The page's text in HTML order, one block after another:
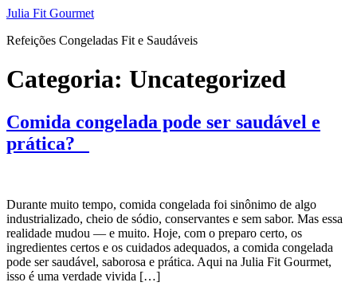
Pular
o
Julia Fit Gourmet
Refeições Congeladas Fit e Saudáveis
Categoria: Uncategorized
Comida congelada pode ser saudável e
prática?
Durante muito tempo, comida congelada foi sinônimo de algo
industrializado, cheio de sódio, conservantes e sem sabor. Mas essa
realidade mudou — e muito. Hoje, com o preparo certo, os
ingredientes certos e os cuidados adequados, a comida congelada
pode ser saudável, saborosa e prática. Aqui na Julia Fit Gourmet,
isso é uma verdade vivida […]